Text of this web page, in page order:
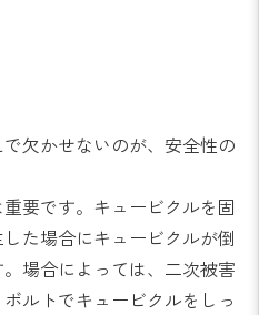
欠かせないのが、安全性の
要です。キュービクルを固
た場合にキュービクルが倒
場合によっては、二次被害
ルトでキュービクルをしっ